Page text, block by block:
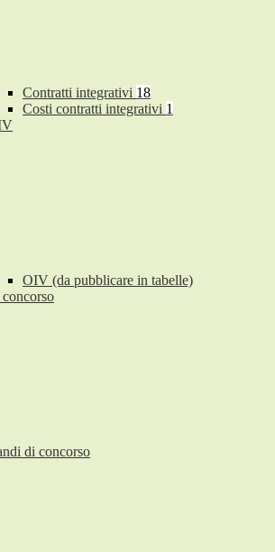
Contratti integrativi 18
Costi contratti integrativi 1
OIV (da pubblicare in tabelle)
di concorso